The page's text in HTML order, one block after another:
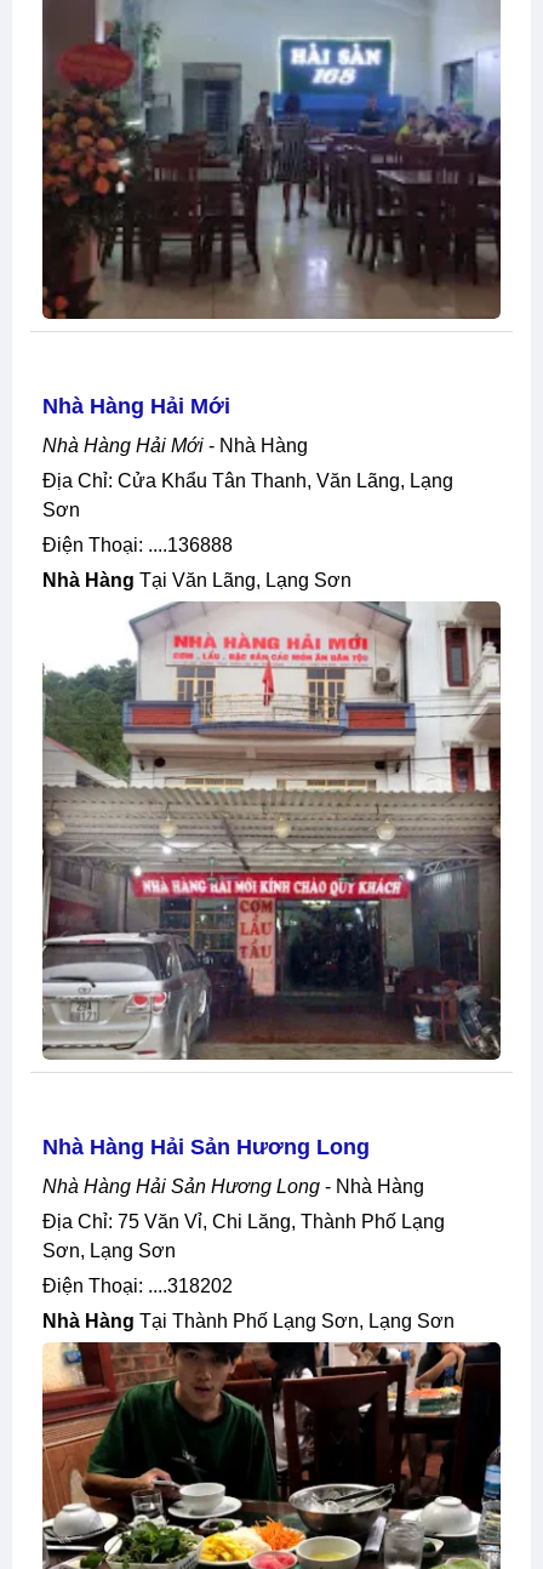
Nhà Hàng Hải Mới
Nhà Hàng Hải Mới - Nhà Hàng
Địa Chỉ: Cửa Khẩu Tân Thanh, Văn Lãng, Lạng
Sơn
Điện Thoại: ....136888
Nhà Hàng Tại Văn Lãng, Lạng Sơn
Nhà Hàng Hải Sản Hương Long
Nhà Hàng Hải Sản Hương Long - Nhà Hàng
Địa Chỉ: 75 Văn Vỉ, Chi Lăng, Thành Phố Lạng
Sơn, Lạng Sơn
Điện Thoại: ....318202
Nhà Hàng Tại Thành Phố Lạng Sơn, Lạng Sơn